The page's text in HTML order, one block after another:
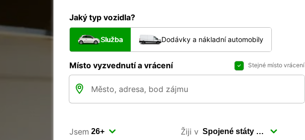
Jaký typ vozidla?
Služba Dodávky a nákladní automobily
Místo vyzvednutí a vrácení Stejné místo vrácení
Jsem Žiji v